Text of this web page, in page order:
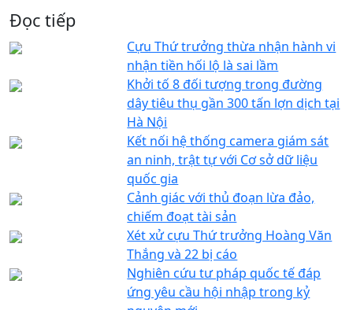
Đọc tiếp
Cựu Thứ trưởng thừa nhận hành vi
nhận tiền hối lộ là sai lầm
Khởi tố 8 đối tượng trong đường
dây tiêu thụ gần 300 tấn lợn dịch tại
Hà Nội
Kết nối hệ thống camera giám sát
an ninh, trật tự với Cơ sở dữ liệu
quốc gia
Cảnh giác với thủ đoạn lừa đảo,
chiếm đoạt tài sản
Xét xử cựu Thứ trưởng Hoàng Văn
Thắng và 22 bị cáo
Nghiên cứu tư pháp quốc tế đáp
ứng yêu cầu hội nhập trong kỷ